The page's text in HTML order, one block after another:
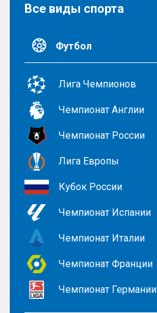
Все виды спорта
Футбол
Лига Чемпионов
Чемпионат Англии
Чемпионат России
Лига Европы
Кубок России
Чемпионат Испании
Чемпионат Италии
Чемпионат Франции
Чемпионат Германии